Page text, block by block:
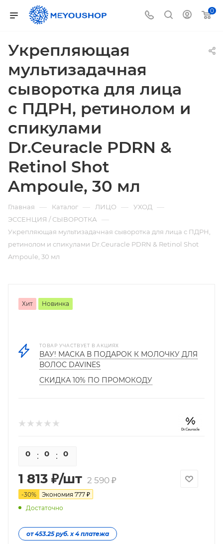
0
Укрепляющая
мультизадачная
сыворотка для лица
с ПДРН, ретинолом и
спикулами
Dr.Ceuracle PDRN &
Retinol Shot
Ampoule, 30 мл
Главная — Каталог — ЛИЦО — УХОД —
ЭССЕНЦИЯ / СЫВОРОТКА —
Укрепляющая мультизадачная сыворотка для лица с ПДРН,
ретинолом и спикулами Dr.Ceuracle PDRN & Retinol Shot
Ampoule, 30 мл
Хит Новинка
ТОВАР УЧАСТВУЕТ В АКЦИЯХ
ВАУ! МАСКА В ПОДАРОК К МОЛОЧКУ ДЛЯ
ВОЛОС DAVINES
СКИДКА 10% ПО ПРОМОКОДУ
0 0 0
1 813 ₽/шт 2 590₽
-30% Экономия 777 ₽
Достаточно
от 453.25 руб. х 4 платежа